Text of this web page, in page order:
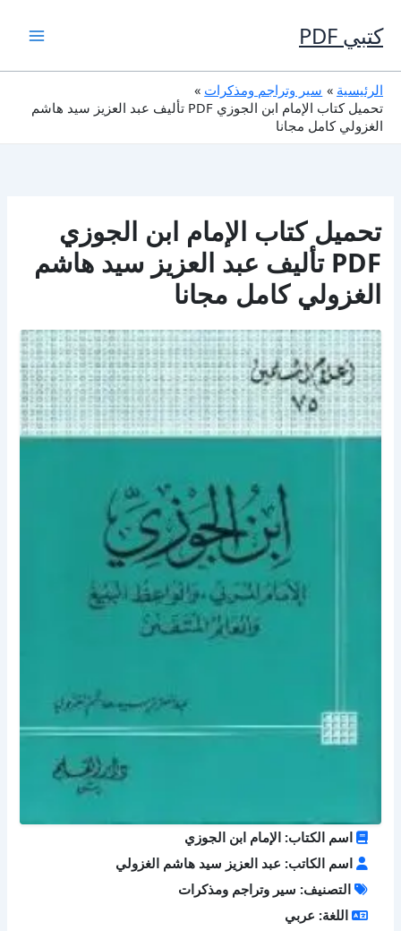
إلى
المحتوى
كتبي PDF
الرئيسية
سير وتراجم ومذكرات
تحميل كتاب الإمام ابن الجوزي PDF تأليف عبد العزيز سيد هاشم
الغزولي كامل مجانا
تحميل كتاب الإمام ابن الجوزي
PDF تأليف عبد العزيز سيد هاشم
الغزولي كامل مجانا
اسم الكتاب: الإمام ابن الجوزي
اسم الكاتب: عبد العزيز سيد هاشم الغزولي
التصنيف: سير وتراجم ومذكرات
اللغة: عربي